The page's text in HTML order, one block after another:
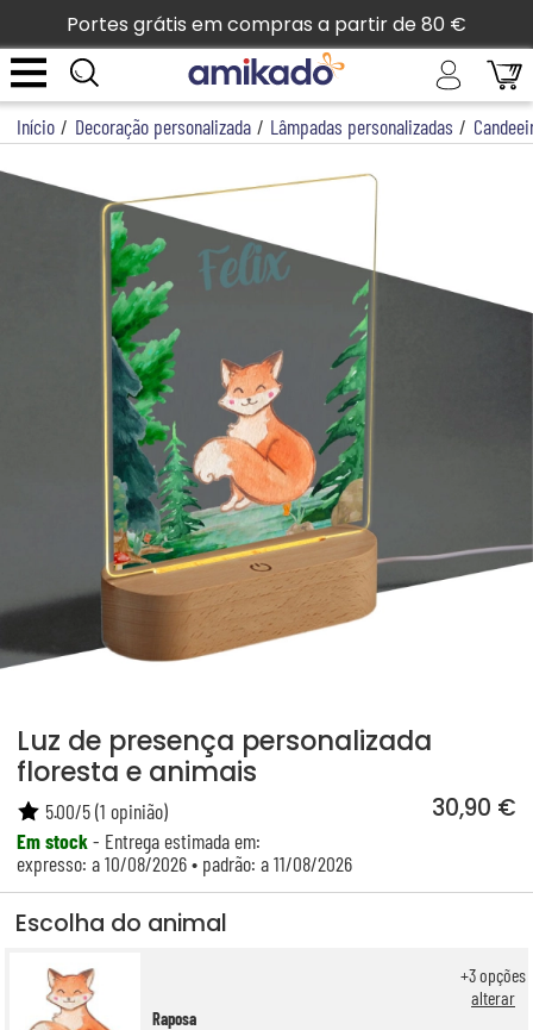
Portes grátis em compras a partir de 80 €
Início / Decoração personalizada / Lâmpadas personalizadas /
Luz de presença personalizada
floresta e animais
30,90 €
Em stock- Entrega estimada em:
expresso: a 10/08/2026 • padrão: a 11/08/2026
5.00/5(1 opinião)
Escolha do animal
Raposa
+3opções
alterar